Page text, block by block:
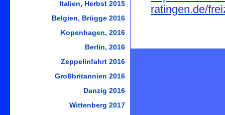
ratingen.de/
Italien, Herbst 2015
Belgien, Brügge 2016
Kopenhagen, 2016
Berlin, 2016
Zeppelinfahrt 2016
Großbritannien 2016
Danzig 2016
Wittenberg 2017